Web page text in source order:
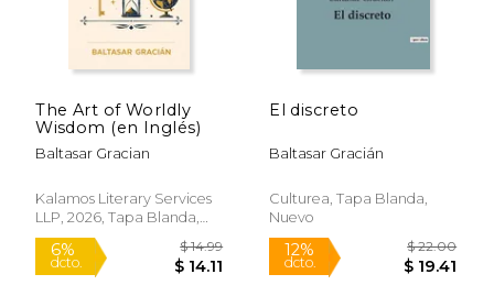
12% 6%
The Art of Worldly
Wisdom (en Inglés)
Baltasar Gracian
Kalamos Literary Services
LLP, 2026, Tapa Blanda,
Nuevo
El discreto
Baltasar Gracián
Culturea, Tapa Blanda,
Nuevo